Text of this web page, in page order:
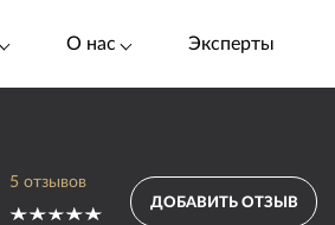
О нас Эксперты
5 отзывов
ДОБАВИТЬ ОТЗЫВ